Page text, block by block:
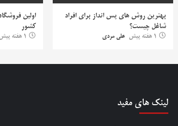
بهترین روش‌ های پس‌ انداز برای افراد
شاغل چیست؟
1 هفته پیش علی مردی
اولین
کشور
1 هفته پیش
لینک های مفید